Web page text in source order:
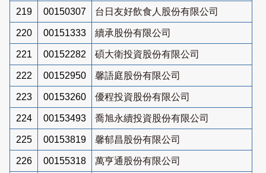
219 00150307 台日友好飲食人股份有限公司
220 00151333 續承股份有限公司
221 00152282 碩大衛投資股份有限公司
222 00152950 馨語庭股份有限公司
223 00153260 優程投資股份有限公司
224 00153493 喬旭永續投資股份有限公司
225 00153819 馨郁昌股份有限公司
226 00155318 萬亨通股份有限公司